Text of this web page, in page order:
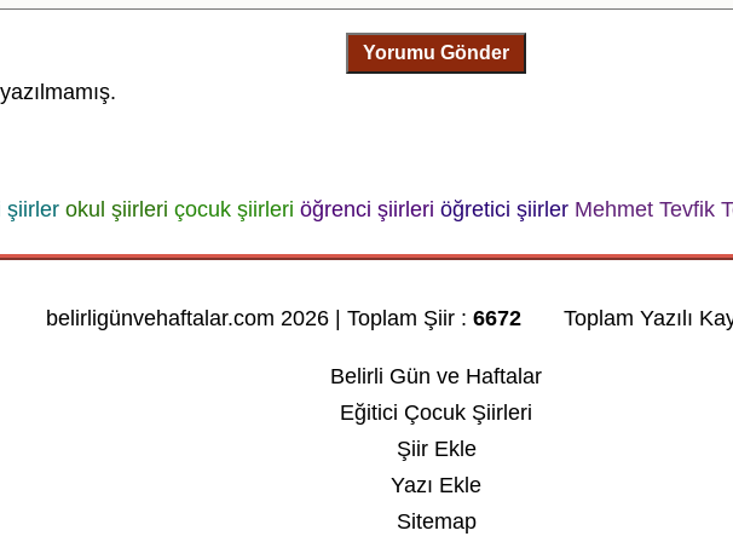
Yorumu Gönder
şiirler okul şiirleri çocuk şiirleri öğrenci şiirleri öğretici şiirler Mehmet Tevfik
belirligünvehaftalar.com 2026 | Toplam Şiir :6672 Toplam Yazılı
Belirli Gün ve Haftalar
Eğitici Çocuk Şiirleri
Şiir Ekle
Yazı Ekle
Sitemap